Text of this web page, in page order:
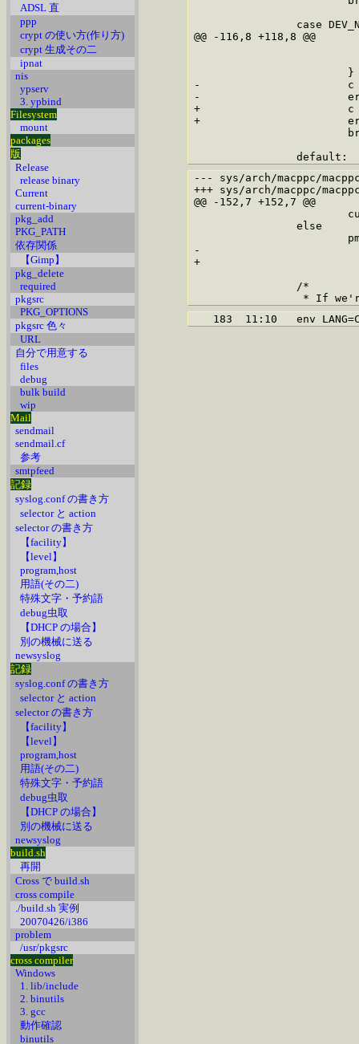
ADSL 直
ppp
crypt の使い方(作り方)
crypt 生成その二
ipnat
nis
ypserv
3. ypbind
Filesystem
mount
packages
版
Release
release binary
Current
current-binary
pkg_add
PKG_PATH
依存関係
【Gimp】
pkg_delete
required
pkgsrc
PKG_OPTIONS
pkgsrc 色々
URL
自分で用意する
files
debug
bulk build
wip
Mail
sendmail
sendmail.cf
参考
smtpfeed
記録
syslog.conf の書き方
selector と action
selector の書き方
【facility】
【level】
program,host
用語(その二)
特殊文字・予約語
debug虫取
【DHCP の場合】
別の機械に送る
newsyslog
記録
syslog.conf の書き方
selector と action
selector の書き方
【facility】
【level】
program,host
用語(その二)
特殊文字・予約語
debug虫取
【DHCP の場合】
別の機械に送る
newsyslog
build.sh
再開
Cross で build.sh
cross compile
./build.sh 実例
20070426/i386
problem
/usr/pkgsrc
cross compiler
Windows
1. lib/include
2. binutils
3. gcc
動作確認
binutils
@@ -116,8 +118,8 @@
-			c = min(iov->iov_len, NBPG);
-			error = uiomove(zeropage, c, uio);
+			c = (psize_t *) min(iov->iov_len, NBPG);
+			error = uiomove(zeropage, (u_int) c, uio);
--- sys/arch/macppc/macppc/bus_dma.c.orig	2007-
+++ sys/arch/macppc/macppc/bus_dma.c	2007-03-17
@@ -152,7 +152,7 @@
-			    vaddr, (paddr_t *)&curaddr);
+			    vaddr, (paddr_t *) curaddr);